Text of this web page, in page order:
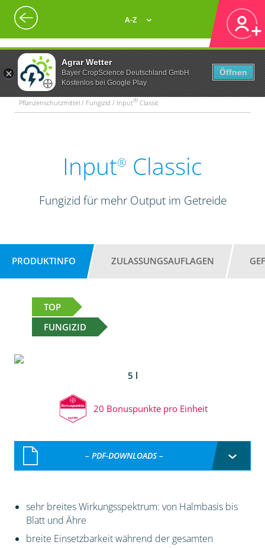
Agrar Wetter
Bayer CropScience Deutschland GmbH
Kostenlos bei Google Play
Öffnen
A-Z
Pflanzenschutzmittel / Fungizid / Input® Classic
Input® Classic
Fungizid für mehr Output im Getreide
PRODUKTINFO ZULASSUNGSAUFLAGEN
TOP
FUNGIZID
5 l
20 Bonuspunkte pro Einheit
– PDF-DOWNLOADS –
sehr breites Wirkungsspektrum: von Halmbasis bis
Blatt und Ähre
breite Einsetzbarkeit während der gesamten